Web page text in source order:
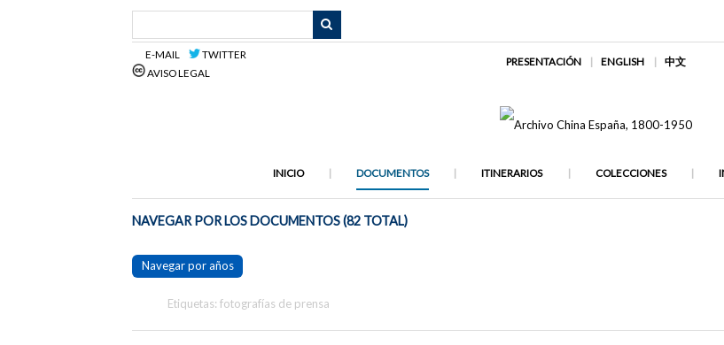
E-MAIL
TWITTER
AVISO LEGAL
PRESENTACIÓN ENGLISH 中文
INICIO DOCUMENTOS ITINERARIOS COLECCIONES
NAVEGAR POR LOS DOCUMENTOS (82 TOTAL)
Navegar por años
Etiquetas: fotografías de prensa